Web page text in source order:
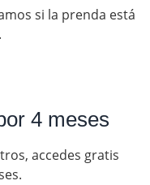
si la prenda está
4 meses
accedes gratis